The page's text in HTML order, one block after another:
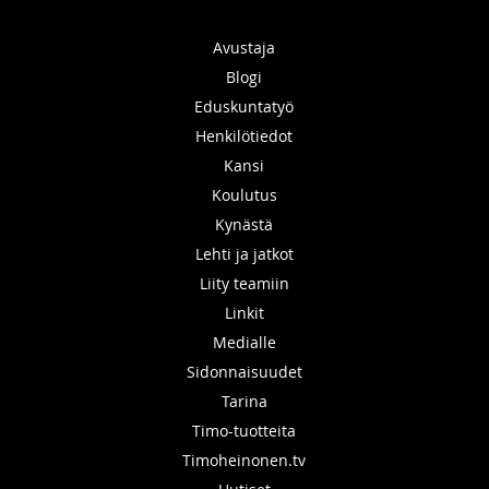
Avustaja
Blogi
Eduskuntatyö
Henkilötiedot
Kansi
Koulutus
Kynästä
Lehti ja jatkot
Liity teamiin
Linkit
Medialle
Sidonnaisuudet
Tarina
Timo-tuotteita
Timoheinonen.tv